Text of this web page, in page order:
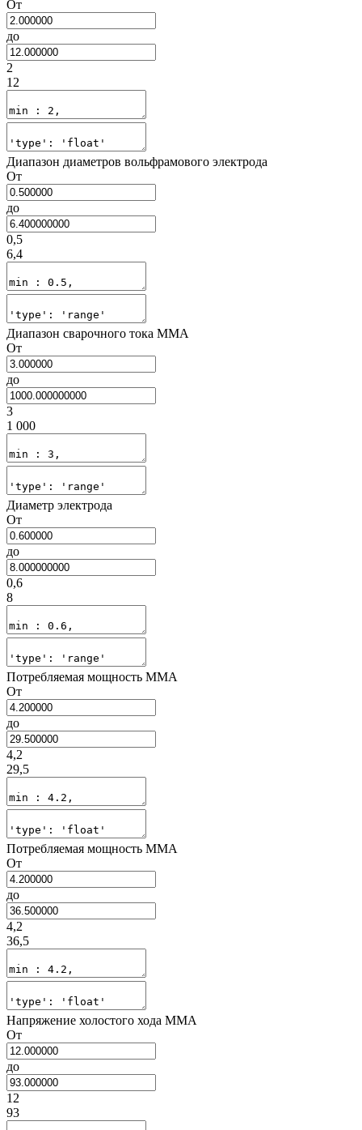
От
до
2
12
Диапазон диаметров вольфрамового электрода
От
до
0,5
6,4
Диапазон сварочного тока MMA
От
до
3
1 000
Диаметр электрода
От
до
0,6
8
Потребляемая мощность MMA
От
до
4,2
29,5
Потребляемая мощность MMA
От
до
4,2
36,5
Напряжение холостого хода MMA
От
до
12
93